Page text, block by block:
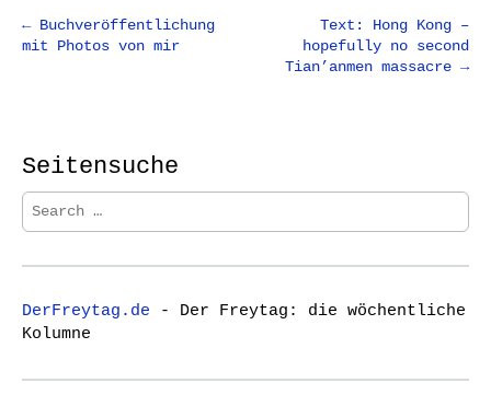
P
o
a
v
i
t
i
← Buchveröffentlichung
mit Photos von mir
Text: Hong Kong –
hopefully no second
Tian’anmen massacre →
Seitensuche
S
e
r
h
f
r
DerFreytag.de - Der Freytag: die wöchentliche
Kolumne